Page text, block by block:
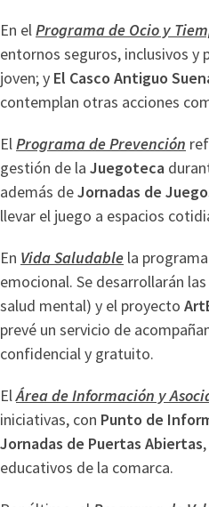
En elPrograma de Ocio y
entornos seguros, inclusivos y
joven; y El Casco Antiguo
contemplan otras acciones
ElPrograma de Prevención
gestión de la Juegoteca
además deJornadas de
llevar el juego a espacios
En Vida Saludable la
emocional. Se desarrollarán
salud mental) y el proyecto
prevé un servicio de
confidencial y gratuito.
ElÁrea de Información y
iniciativas, con Punto de
Jornadas de Puertas Abiertas
educativos de la comarca.